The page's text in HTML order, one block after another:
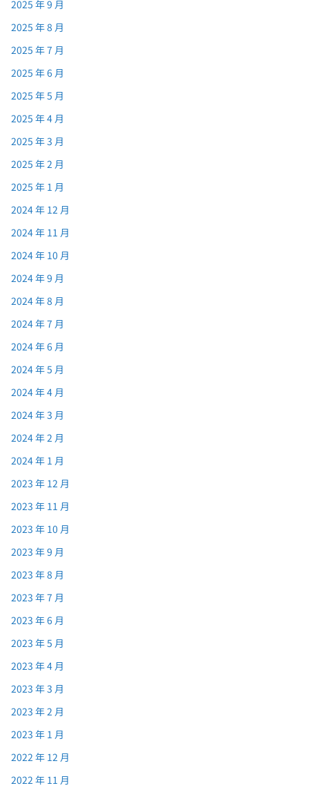
2025 年 9 月
2025 年 8 月
2025 年 7 月
2025 年 6 月
2025 年 5 月
2025 年 4 月
2025 年 3 月
2025 年 2 月
2025 年 1 月
2024 年 12 月
2024 年 11 月
2024 年 10 月
2024 年 9 月
2024 年 8 月
2024 年 7 月
2024 年 6 月
2024 年 5 月
2024 年 4 月
2024 年 3 月
2024 年 2 月
2024 年 1 月
2023 年 12 月
2023 年 11 月
2023 年 10 月
2023 年 9 月
2023 年 8 月
2023 年 7 月
2023 年 6 月
2023 年 5 月
2023 年 4 月
2023 年 3 月
2023 年 2 月
2023 年 1 月
2022 年 12 月
2022 年 11 月